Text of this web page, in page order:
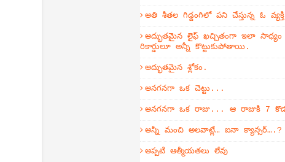
అతి శీతల గిడ్డంగిలో పని చేస్తున్న ఓ
అద్భుతమైన లైఫ్ ఖచ్చితంగా ఇలా
రికార్డులూ అన్నీ కొట్టుకుపోతాయి.
అద్భుతమైన శ్లోకం.
అనగనగా ఒక చెట్టు...
అనగనగా ఒక రాజు... ఆ రాజుకి 7
అన్నీ మంచి అలవాట్లే… ఐనా క్యాన్సర్….?
అప్పటి ఆత్మీయతలు లేవు